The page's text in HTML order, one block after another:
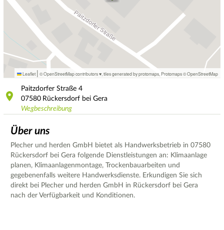
Leaflet | © OpenStreetMap contributors ♥, tiles generated by protomaps Protomaps©OpenStreetMap
Paitzdorfer Straße 4
07580 Rückersdorf bei Gera
Wegbeschreibung
Über uns
Plecher und herden GmbH bietet als Handwerksbetrieb in 07580
Rückersdorf bei Gera folgende Dienstleistungen an: Klimaanlage
planen, Klimaanlagenmontage, Trockenbauarbeiten und
gegebenenfalls weitere Handwerksdienste. Erkundigen Sie sich
direkt bei Plecher und herden GmbH in Rückersdorf bei Gera
nach der Verfügbarkeit und Konditionen.